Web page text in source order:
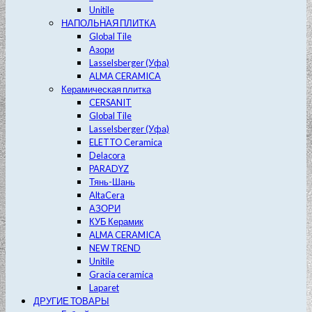
Unitile
НАПОЛЬНАЯ ПЛИТКА
Global Tile
Азори
Lasselsberger (Уфа)
ALMA CERAMICA
Керамическая плитка
CERSANIT
Global Tile
Lasselsberger (Уфа)
ELETTO Ceramica
Delacora
PARADYZ
Тянь-Шань
AltaCera
АЗОРИ
КУБ Керамик
ALMA CERAMICA
NEW TREND
Unitile
Gracia ceramica
Laparet
ДРУГИЕ ТОВАРЫ